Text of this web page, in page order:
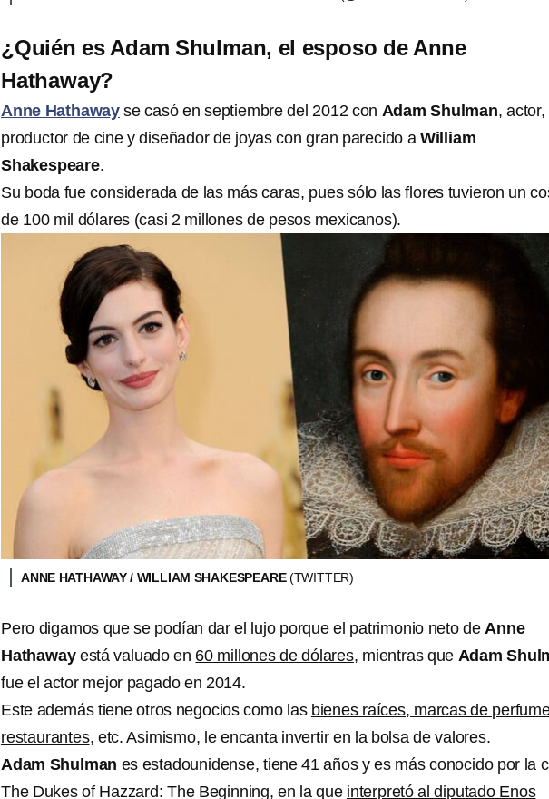
¿Quién es Adam Shulman, el esposo de Anne
Hathaway?
Anne Hathaway se casó en septiembre del 2012 con Adam Shulman, actor,
productor de cine y diseñador de joyas con gran parecido a William
Shakespeare.
Su boda fue considerada de las más caras, pues sólo las flores tuvieron un
de 100 mil dólares (casi 2 millones de pesos mexicanos).
ANNE HATHAWAY / WILLIAM SHAKESPEARE(TWITTER)
Pero digamos que se podían dar el lujo porque el patrimonio neto de Anne
Hathawayestá valuado en 60 millones de dólares, mientras que Adam
fue el actor mejor pagado en 2014.
Este además tiene otros negocios como las bienes raíces, marcas de
restaurantes, etc. Asimismo, le encanta invertir en la bolsa de valores.
Adam Shulman es estadounidense, tiene 41 años y es más conocido por la
The Dukes of Hazzard: The Beginning, en la que interpretó al diputado Enos